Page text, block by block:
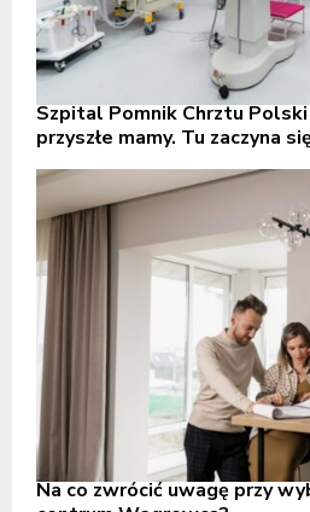
Szpital Pomnik Chrztu
przyszłe mamy. Tu zaczyna
Na co zwrócić uwagę przy